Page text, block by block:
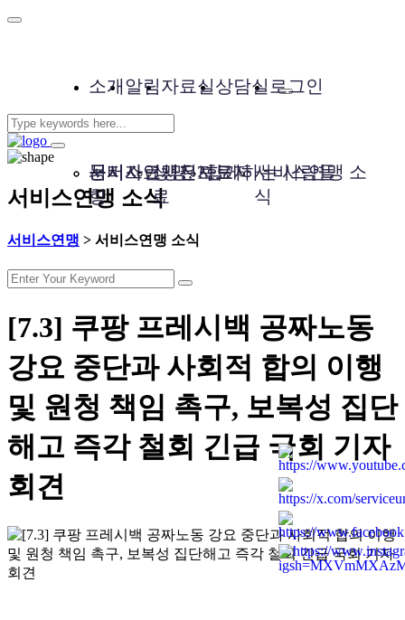
소개
서비스연맹은?함께하는 사람들
알림
공지사
항
성명, 보도자
료
서비스연맹 소
식
자료실
문서자료사진자료
상담실 로그인
서비스연맹 소식
서비스연맹 > 서비스연맹 소식
[7.3] 쿠팡 프레시백 공짜노동
강요 중단과 사회적 합의 이행
및 원청 책임 촉구, 보복성 집단
해고 즉각 철회 긴급 국회 기자
회견